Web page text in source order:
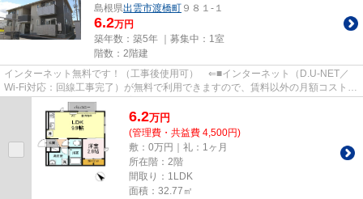
島根県出雲市渡橋町 ９８１-１
6.2万円
築年数：築5年 ｜募集中： 1室
階数：2階建
インターネット無料です！（工事後使用可） ⇐■インターネット（D.U-NET／
Wi-Fi対応：回線工事完了）が無料で利用できますので、賃料以外の月額コストを
低減できます！ ■ペット飼育可...
6.2万円
(管理費・共益費 4,500円)
敷：0万円｜礼：1ヶ月
所在階：2階
間取り：1LDK
面積：32.77㎡